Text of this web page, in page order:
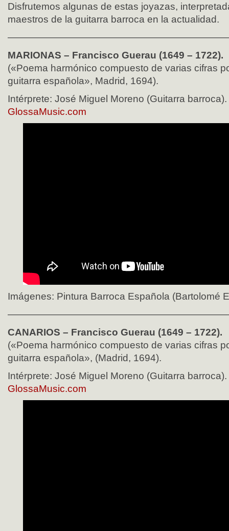
Disfrutemos algunas de estas joyazas,
maestros de la guitarra barroca en la actualidad.
MARIONAS – Francisco Guerau (1649 – 1722).
(«Poema harmónico compuesto de varias cifras
guitarra española», Madrid, 1694).
Intérprete: José Miguel Moreno (Guitarra barroca).
GlossaMusic.com
Imágenes: Pintura Barroca Española (Bartolomé
CANARIOS – Francisco Guerau (1649 – 1722).
(«Poema harmónico compuesto de varias cifras
guitarra española», (Madrid, 1694).
Intérprete: José Miguel Moreno (Guitarra barroca).
GlossaMusic.com